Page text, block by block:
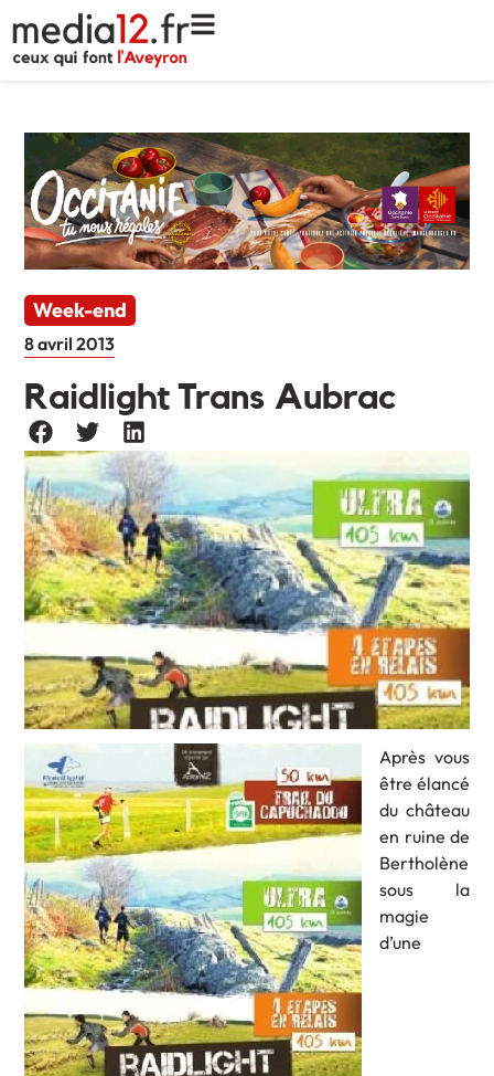
Week-end
8 avril 2013
Raidlight Trans Aubrac
Après vous
être élancé
du château
en ruine de
Bertholène
sous la
magie
d’une